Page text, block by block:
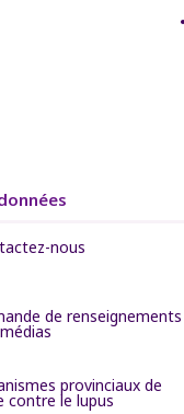
nous
de renseignements
provinciaux de
contre le lupus